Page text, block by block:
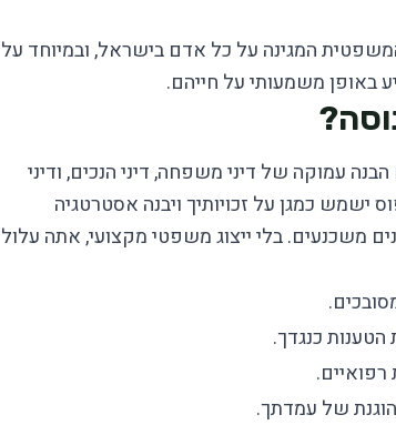
המגינה על כל אדם בישראל, ובמיוחד על
באופן משמעותי על חייהם.
עמוקה של דיני משפחה, דיני הנכים, ודיני
ישמש כמגן על זכויותיך ויבנה אסטרטגיה
משכנעים. בלי ייצוג משפטי מקצועי, אתה עלול
כנגדך.
רפואיים.
של עמדתך.